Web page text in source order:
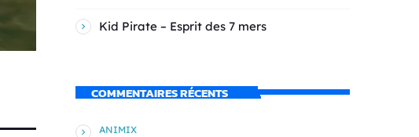
Kid Pirate – Esprit des 7 mers
COMMENTAIRES RÉCENTS
ANIMIX